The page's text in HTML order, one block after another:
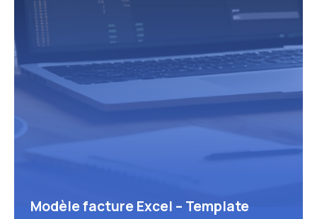
Modèle facture Excel – Template